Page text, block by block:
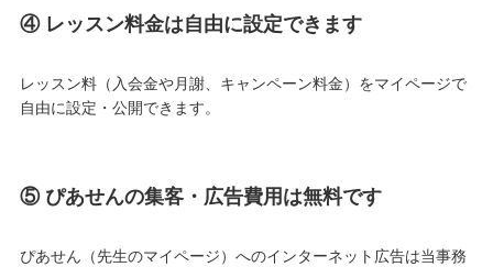
④ レッスン料金は自由に設定できます
レッスン料（入会金や月謝、キャンペーン料金）をマイページで
自由に設定・公開できます。
⑤ ぴあせんの集客・広告費用は無料です
ぴあせん（先生のマイページ）へのインターネット広告は当事務